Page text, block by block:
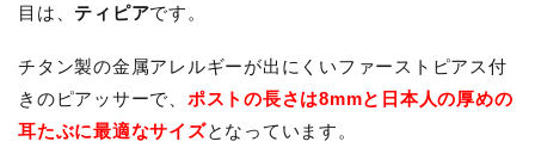
目は、 ティピアです。
チタン製の金属アレルギーが出にくいファーストピアス付
きのピアッサーで、 ポストの長さは8mmと日本人の厚めの
耳たぶに最適なサイズとなっています。